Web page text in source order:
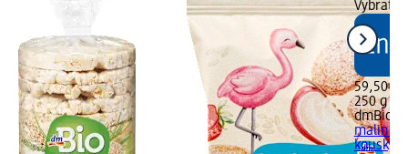
Vybrat
59,50 Kč
250 g
dmBio
kousky